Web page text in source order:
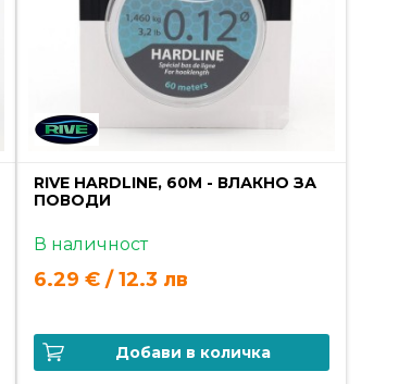
RIVE HARDLINE, 60M - ВЛАКНО ЗА
ПОВОДИ
В наличност
6.29 € / 12.3 лв
Добави в количка